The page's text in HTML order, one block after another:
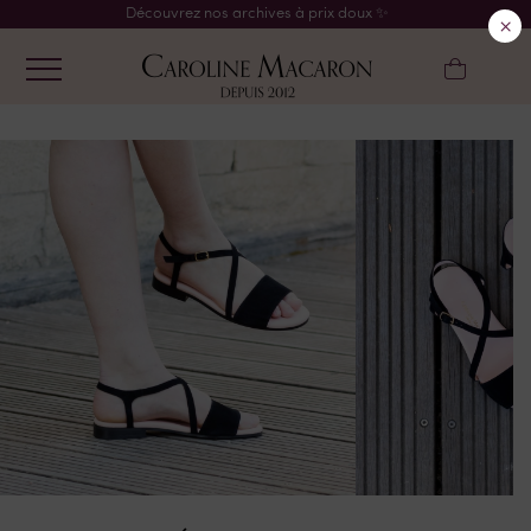
Découvrez nos archives à prix doux ✨ ×